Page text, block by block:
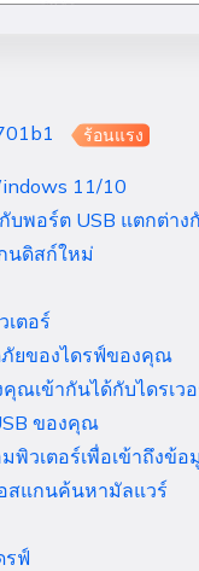
ร้อนแรง
11/10
บพอร์ต USB แตกต่าง
นดิสก์ใหม่
เตอร์
ภัยของไดรฟ์ของคุณ
ณเข้ากันได้กับไดรเ
ของคุณ
วเตอร์เพื่อเข้าถึงข้อ
สแกนค้นหามัลแวร์
รฟ์